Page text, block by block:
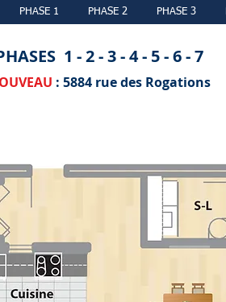
PHASE 1 PHASE 2 PHASE 3
1 - 2 - 3 - 4 - 5 - 6 - 7
: 5884 rue des Rogations